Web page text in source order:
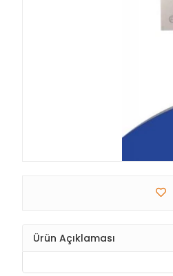
Ürün Açıklaması